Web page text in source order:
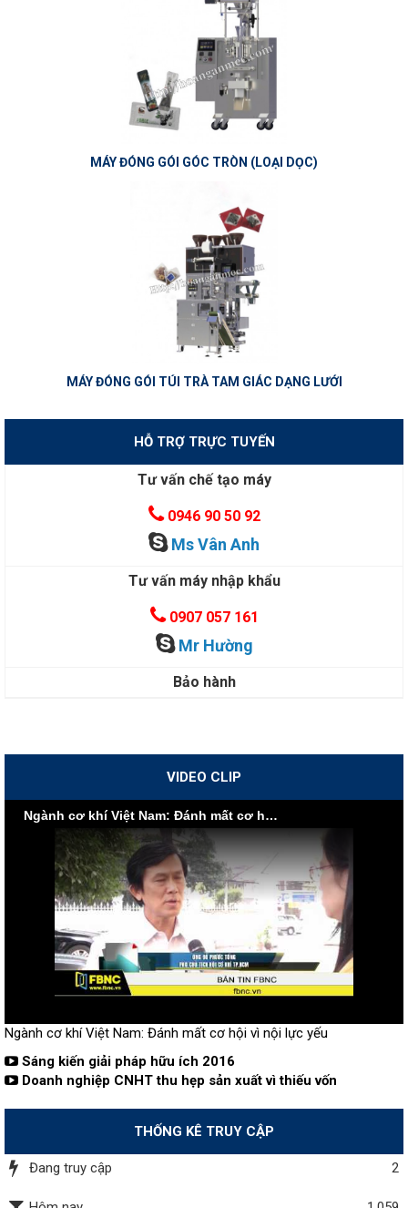
MÁY ĐÓNG GÓI GÓC TRÒN (LOẠI DỌC)
MÁY ĐÓNG GÓI TÚI TRÀ TAM GIÁC DẠNG LƯỚI
HỖ TRỢ TRỰC TUYẾN
Tư vấn chế tạo máy
0946 90 50 92
Ms Vân Anh
Tư vấn máy nhập khẩu
0907 057 161
Mr Hường
Bảo hành
VIDEO CLIP
Ngành cơ khí Việt Nam: Đánh mất cơ hội vì nội lực yếu
Ngành cơ khí Việt Nam: Đánh mất cơ hội vì nội lực yếu
Sáng kiến giải pháp hữu ích 2016
Doanh nghiệp CNHT thu hẹp sản xuất vì thiếu vốn
THỐNG KÊ TRUY CẬP
Đang truy cập 2